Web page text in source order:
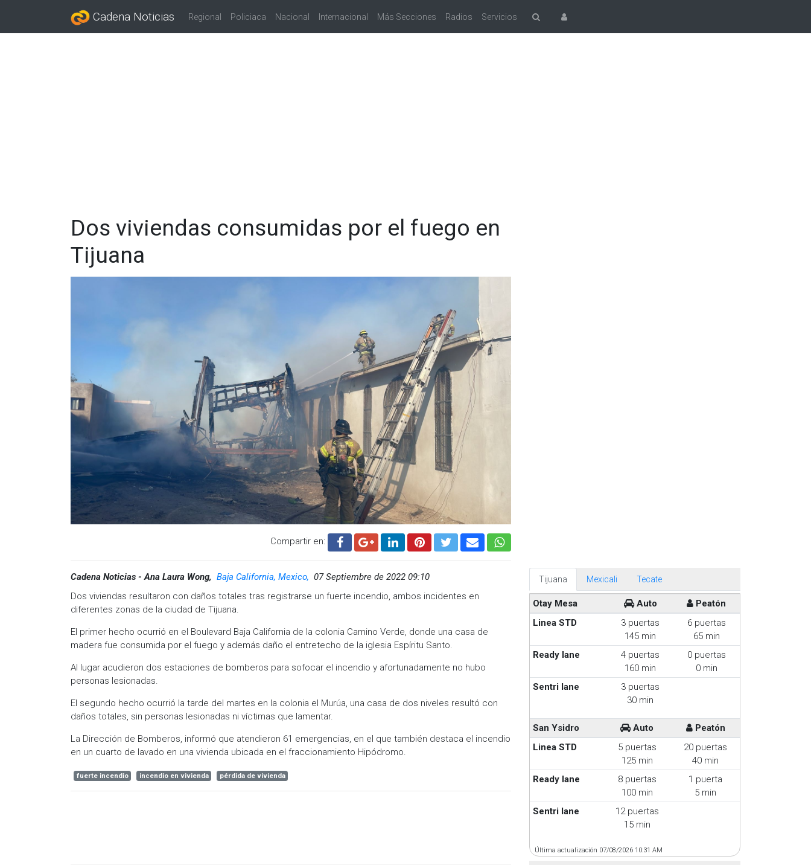
Cadena Noticias Regional Policiaca Nacional Internacional Más Secciones Radios Servicios
Dos viviendas consumidas por el fuego en
Tijuana
Compartir en:
Cadena Noticias - Ana Laura Wong, Baja California, Mexico, 07 Septiembre de 2022 09:10
Dos viviendas resultaron con daños totales tras registrarse un fuerte incendio, ambos incidentes en
diferentes zonas de la ciudad de Tijuana.
El primer hecho ocurrió en el Boulevard Baja California de la colonia Camino Verde, donde una casa de
madera fue consumida por el fuego y además daño el entretecho de la iglesia Espíritu Santo.
Al lugar acudieron dos estaciones de bomberos para sofocar el incendio y afortunadamente no hubo
personas lesionadas.
El segundo hecho ocurrió la tarde del martes en la colonia el Murúa, una casa de dos niveles resultó con
daños totales, sin personas lesionadas ni víctimas que lamentar.
La Dirección de Bomberos, informó que atendieron 61 emergencias, en el que también destaca el incendio
en un cuarto de lavado en una vivienda ubicada en el fraccionamiento Hipódromo.
fuerte incendio incendio en vivienda pérdida de vivienda
Tijuana Mexicali Tecate
Otay Mesa Auto
Peatón
Linea STD
3 puertas
145 min
6 puertas
65 min
Ready lane
4 puertas
160 min
0 puertas
0 min
Sentri lane
3 puertas
30 min
San Ysidro Auto
Peatón
Linea STD
5 puertas
125 min
20 puertas
40 min
Ready lane
8 puertas
100 min
1 puerta
5 min
Sentri lane
12 puertas
15 min
Última actualización 07/08/2026 10:31 AM